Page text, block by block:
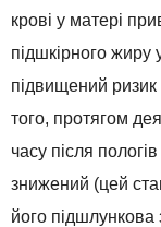
крові у матері
підшкірного жиру
підвищений ризик
того, протягом
часу після
знижений (цей
його підшлункова